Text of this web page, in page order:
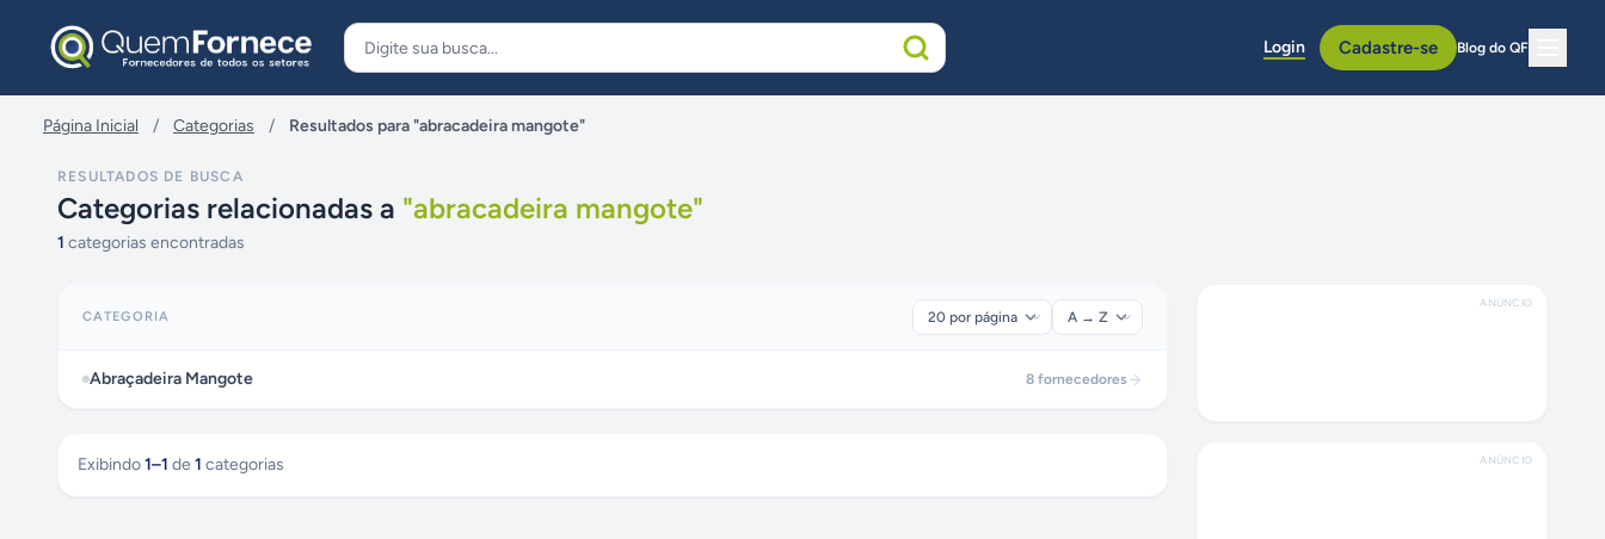
Login Cadastre-se Blog do QF
Página Inicial / Categorias / Resultados para "abracadeira mangote"
RESULTADOS DE BUSCA
Categorias relacionadas a "abracadeira mangote"
1 categorias encontradas
CATEGORIA
Abraçadeira Mangote 8 fornecedores
Exibindo1–1 de 1 categorias
ANÚNCIO
ANÚNCIO